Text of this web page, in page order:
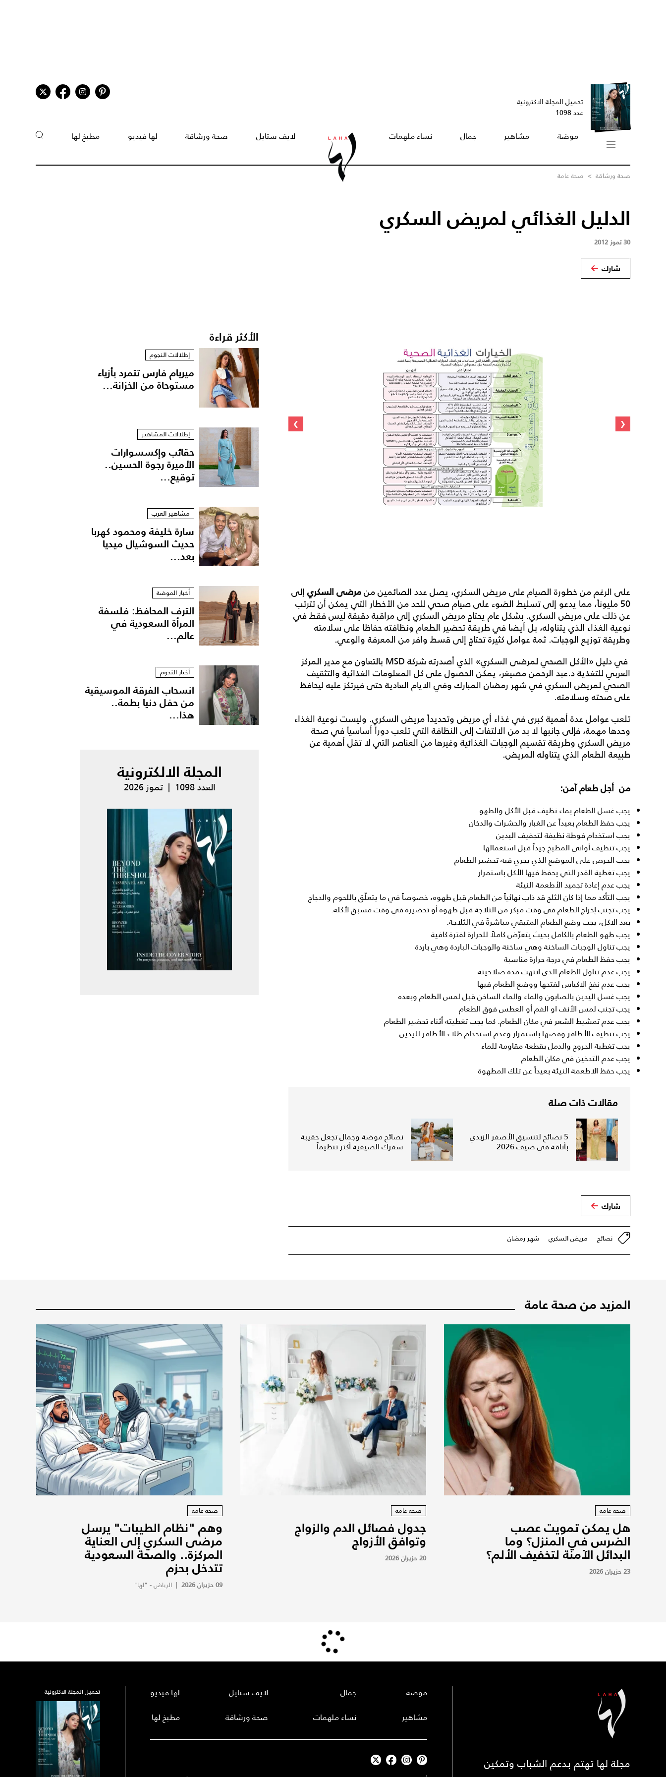
تحميل المجلة الاكترونية
عدد 1098
موضة مشاهير جمال نساء ملهمات لايف ستايل صحة ورشاقة لها فيديو مطبخ لها
صحة ورشاقة > صحة عامة
الدليل الغذائي لمريض السكري
30 تموز 2012
شارك
‹
›
على الرغم من خطورة الصيام على مريض السكري، يصل عدد الصائمين منمرضى السكري إلى
50 مليوناً، مما يدعو إلى تسليط الضوء على صيام صحي للحد من الأخطار التي يمكن أن تترتب
عن ذلك على مريض السكري. بشكل عام يحتاج مريض السكري إلى مراقبة دقيقة ليس فقط في
نوعية الغذاء الذي يتناوله، بل أيضاً في طريقة تحضير الطعام ونظافته حفاظاً على سلامته
وطريقة توزيع الوجبات. ثمة عوامل كثيرة تحتاج إلى قسط وافر من المعرفة والوعي.
في دليل «الأكل الصحي لمرضى السكري» الذي أصدرته شركة MSD بالتعاون مع مدير المركز
العربي للتغذية د.عبد الرحمن مصيغر، يمكن الحصول على كل المعلومات الغذائية والتثقيف
الصحي لمريض السكري في شهر رمضان المبارك وفي الايام العادية حتى فيرتكز عليه ليحافظ
على صحته وسلامته.
تلعب عوامل عدة أهمية كبرى في غذاء أي مريض وتحديداً مريض السكري. وليست نوعية الغذاء
وحدها مهمة، فإلى جانبها لا بد من الالتفات إلى النظافة التي تلعب دوراً أساسياً في صحة
مريض السكري وطريقة تقسيم الوجبات الغذائية وغيرها من العناصر التي لا تقل أهمية عن
طبيعة الطعام الذي يتناوله المريض.
من أجلطعامآمن:
يجب غسل الطعام بماء نظيف قبل الأكل والطهو
يجب حفظ الطعام بعيداً عن الغبار والحشرات والدخان
يجب استخدام فوطة نظيفة لتجفيف اليدين
يجب تنظيف أواني المطبخ جيداً قبل استعمالها
يجب الحرص على الموضع الذي يجري فيه تحضير الطعام
يجب تغطية القدر التي يحفظ فيها الأكل باستمرار
يجب عدم إعادة تجميد الأطعمة النيئة
يجب التأكد مما إذا كان الثلج قد ذاب نهائياً من الطعام قبل طهوه، خصوصاً في ما يتعلّق باللحوم والدجاج
يجب تجنب إخراج الطعام في وقت مبكر من الثلاجة قبل طهوه أو تحضيره في وقت مسبق لأكله.
بعد الاكل، يجب وضع الطعام المتبقي مباشرةً في الثلاجة.
يجب طهو الطعام بالكامل بحيث يتعرّض كاملاً للحرارة لفترة كافية
يجب تناول الوجبات الساخنة وهي ساخنة والوجبات الباردة وهي باردة
يجب حفظ الطعام في درجة حرارة مناسبة
يجب عدم تناول الطعام الذي انتهت مدة صلاحيته
يجب عدم نفخ الاكياس لفتحها ووضع الطعام فيها
يجب غسل اليدين بالصابون والماء والماء الساخن قبل لمس الطعام وبعده
يجب تجنب لمس الأنف او الفم أو العطس فوق الطعام
يجب عدم تمشيط الشعر في مكان الطعام. كما يجب تغطيته أثناء تحضير الطعام
يجب تنظيف الأظافر وقصها باستمرار وعدم استخدام طلاء الأظافر لليدين
يجب تغطية الجروح والدمل بقطعة مقاومة للماء
يجب عدم التدخين في مكان الطعام
يجب حفظ الاطعمة النيئة بعيداً عن تلك المطهوة
مقالات ذات صلة
5 نصائح لتنسيق الأصفر الزبدي
بأناقة في صيف 2026
نصائح موضة وجمال تجعل حقيبة
سفرك الصيفية أكثر تنظيماً
شارك
نصائح مريض السكري شهر رمضان
الأكثر قراءة
إطلالات النجوم
ميريام فارس تتمرد بأزياء
مستوحاة من الخزانة...
إطلالات المشاهير
حقائب وإكسسوارات
الأميرة رجوة الحسين..
توقيع...
مشاهير العرب
سارة خليفة ومحمود كهربا
حديث السوشيال ميديا
بعد...
أخبار الموضة
الترف المحافظ: فلسفة
المرأة السعودية في
عالم...
أخبار النجوم
انسحاب الفرقة الموسيقية
من حفل دنيا بطمة..
هذا...
المجلة الالكترونية
العدد 1098 | تموز 2026
المزيد من صحة عامة
صحة عامة
هل يمكن تمويت عصب
الضرس في المنزل؟ وما
البدائل الآمنة لتخفيف الألم؟
23 حزيران 2026
صحة عامة
جدول فصائل الدم والزواج
وتوافق الأزواج
20 حزيران 2026
صحة عامة
وهم "نظام الطيبات" يرسل
مرضى السكري إلى العناية
المركزة.. والصحة السعودية
تتدخل بحزم
09 حزيران 2026 |الرياض - "لها"
مجلة لها تهتم بدعم الشباب وتمكين
موضة
مشاهير
جمال
نساء ملهمات
لايف ستايل
صحة ورشاقة
لها فيديو
مطبخ لها
تحميل المجلة الاكترونية